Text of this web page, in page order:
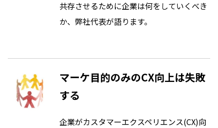
共存させるために企業は何をしていくべき
か、弊社代表が語ります。
マーケ目的のみのCX向上は失敗
する
企業がカスタマーエクスペリエンス(CX)向